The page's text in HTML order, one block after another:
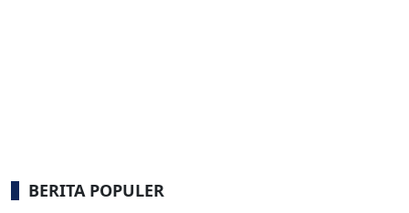
BERITA POPULER